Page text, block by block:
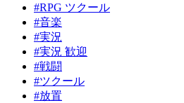
#RPG ツクール
#音楽
#実況
#実況 歓迎
#戦闘
#ツクール
#放置